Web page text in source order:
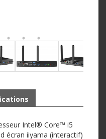
Intel® Core™ i5
écran iiyama (interactif)